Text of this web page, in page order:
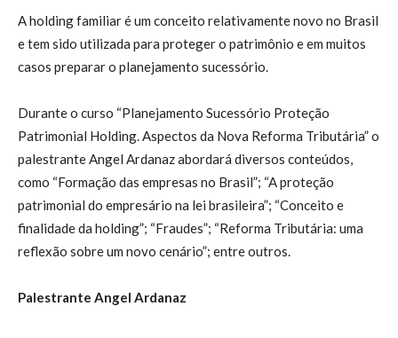
A holding familiar é um conceito relativamente novo no Brasil
e tem sido utilizada para proteger o patrimônio e em muitos
casos preparar o planejamento sucessório.
Durante o curso “Planejamento Sucessório Proteção
Patrimonial Holding. Aspectos da Nova Reforma Tributária” o
palestrante Angel Ardanaz abordará diversos conteúdos,
como “Formação das empresas no Brasil”; “A proteção
patrimonial do empresário na lei brasileira”; “Conceito e
finalidade da holding”; “Fraudes”; “Reforma Tributária: uma
reflexão sobre um novo cenário”; entre outros.
Palestrante Angel Ardanaz